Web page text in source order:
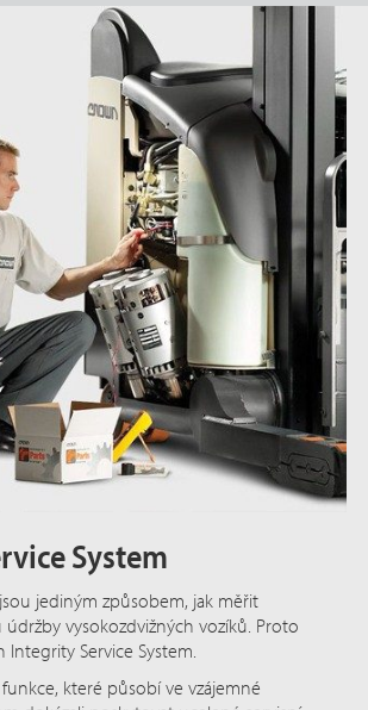
System
jediným způsobem, jak měřit
vysokozdvižných vozíků. Proto
Service System.
které působí ve vzájemné